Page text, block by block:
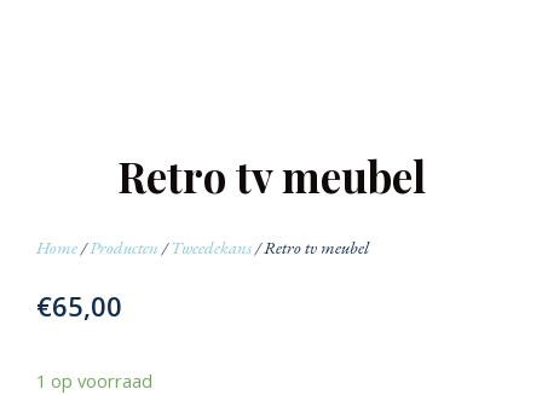
Retro tv meubel
Home/Producten /Tweedekans/ Retro tv meubel
€65,00
1 op voorraad